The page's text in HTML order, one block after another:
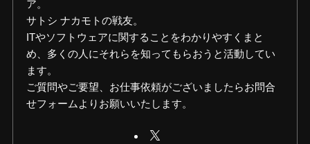
ア。
サトシ ナカモトの戦友。
ITやソフトウェアに関することをわかりやすくまと
め、多くの人にそれらを知ってもらおうと活動してい
ます。
ご質問やご要望、お仕事依頼がございましたらお問合
せフォームよりお願いいたします。